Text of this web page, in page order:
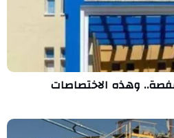
وهذه الاختصاصات